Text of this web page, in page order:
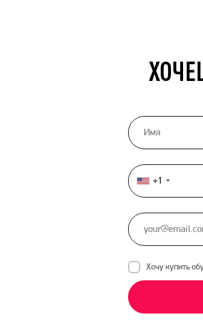
United
States
+1
Хочу купить